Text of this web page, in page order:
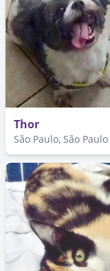
Thor
São Paulo, São Paulo